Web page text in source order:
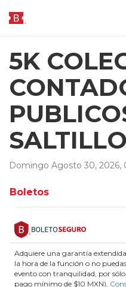
5K
Domingo Agosto 30, 2026,
Boletos
Adquiere una garantía
la hora de la función o no
evento con tranquilidad, por sólo
pago mínimo de $10 MXN).